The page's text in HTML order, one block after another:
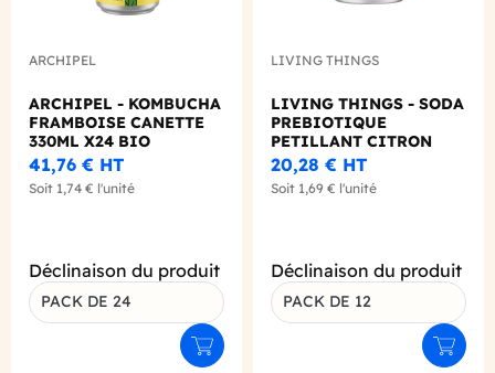
ARCHIPEL
ARCHIPEL - KOMBUCHA
FRAMBOISE CANETTE
330ML X24 BIO
41,76 € HT
Soit 1,74 € l'unité
Déclinaison du produit
PACK DE 24
Ajouter au panier
LIVING THINGS
LIVING THINGS - SODA
PREBIOTIQUE
PETILLANT CITRON
GINGEMBRE 330ML X12
20,28 € HT
Soit 1,69 € l'unité
Déclinaison du produit
PACK DE 12